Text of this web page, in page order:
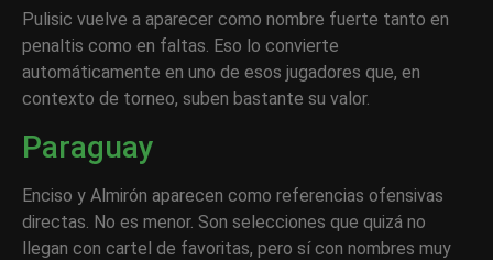
Pulisic vuelve a aparecer como nombre fuerte tanto en
penaltis como en faltas. Eso lo convierte
automáticamente en uno de esos jugadores que, en
contexto de torneo, suben bastante su valor.
Paraguay
Enciso y Almirón aparecen como referencias ofensivas
directas. No es menor. Son selecciones que quizá no
llegan con cartel de favoritas, pero sí con nombres muy